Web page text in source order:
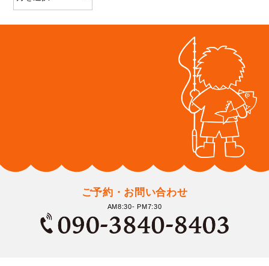
ご予約・お問い合わせ
AM8:30- PM7:30